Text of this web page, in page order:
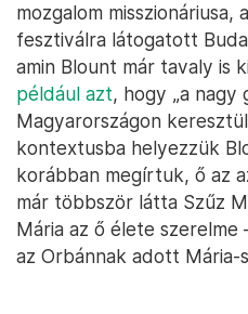
mozgalom misszionáriusa,
fesztiválra látogatott
amin Blount már tavaly
például azt, hogy „a nagy
Magyarországon
kontextusba helyezzük
korábban megírtuk, ő az
már többször látta Szűz
Mária az ő élete szerelme
az Orbánnak adott Mária-